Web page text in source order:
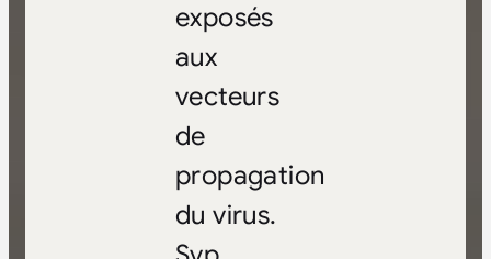
exposés
aux
vecteurs
de
propagation
du virus.